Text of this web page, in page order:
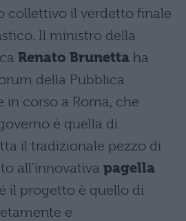
collettivo il verdetto finale
Il ministro della
Renato Brunetta ha
della Pubblica
in corso a Roma, che
è quella di
il tradizionale pezzo di
all’innovativa pagella
il progetto è quello di
e